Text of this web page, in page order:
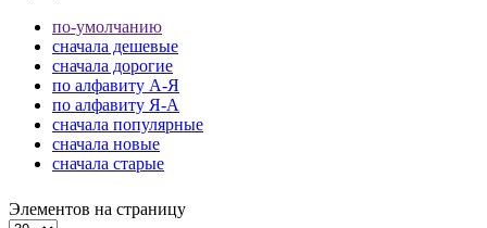
по-умолчанию
cначала дешевые
cначала дорогие
по алфавиту А-Я
по алфавиту Я-А
cначала популярные
cначала новые
cначала старые
Элементов на страницу